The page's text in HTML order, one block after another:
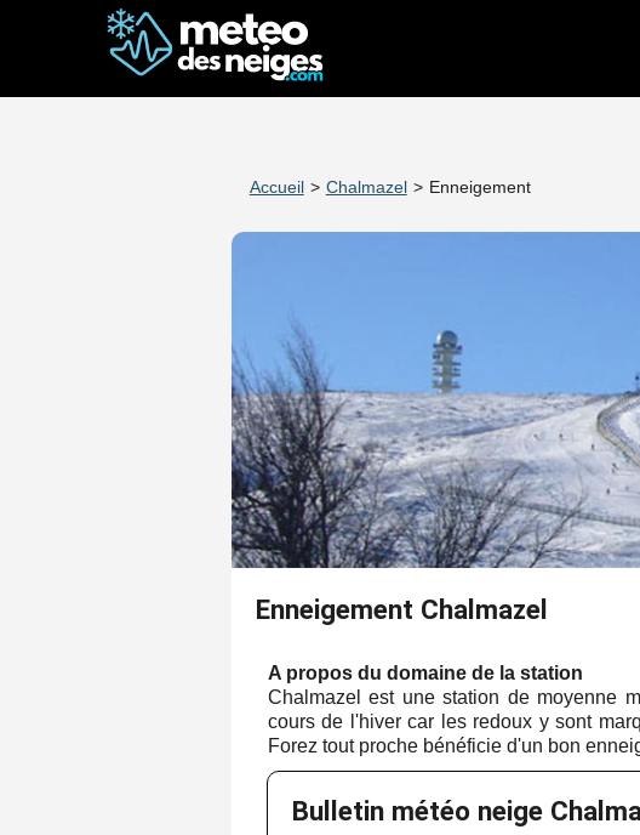
Accueil > Chalmazel > Enneigement
Enneigement Chalmazel
A propos du domaine de la station
Chalmazel est une station de moyenne
cours de l'hiver car les redoux y sont
Forez tout proche bénéficie d'un bon
Bulletin météo neige